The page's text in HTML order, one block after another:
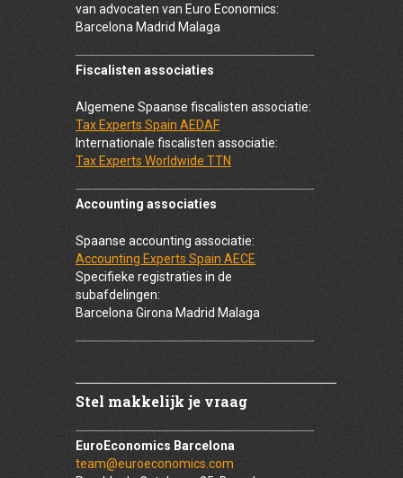
van advocaten van Euro Economics:
Barcelona Madrid Malaga
Fiscalisten associaties
Algemene Spaanse fiscalisten associatie:
Tax Experts Spain AEDAF
Internationale fiscalisten associatie:
Tax Experts Worldwide TTN
Accounting associaties
Spaanse accounting associatie:
Accounting Experts Spain AECE
Specifieke registraties in de
subafdelingen:
Barcelona Girona Madrid Malaga
Stel makkelijk je vraag
EuroEconomics Barcelona
team@euroeconomics.com